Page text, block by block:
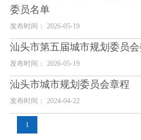
委员名单
发布时间： 2026-05-19
汕头市第五届城市规划委员
发布时间： 2026-05-19
汕头市城市规划委员会章程
发布时间： 2024-04-22
1